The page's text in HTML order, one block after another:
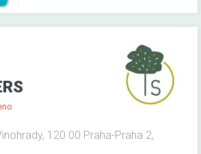
120 00 Praha-Praha 2,